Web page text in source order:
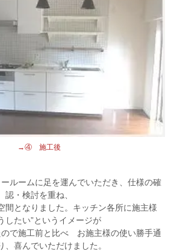
→④ 施工後
ルームに足を運んでいただき、仕様の確
認・検討を重ね、
間となりました。キッチン各所に施主様
したい”というイメージが
で施工前と比べ お施主様の使い勝手通
、喜んでいただけました。